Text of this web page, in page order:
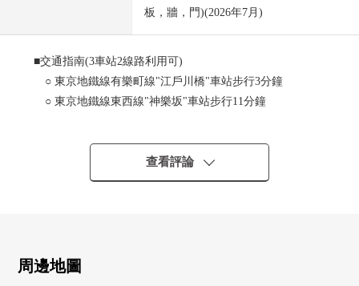
板，牆，門)(2026年7月)
■交通指南(3車站2線路利用可)
○ 東京地鐵線有樂町線"江戶川橋"車站步行3分鐘
○ 東京地鐵線東西線"神樂坂"車站步行11分鐘
■Mansion、住戸部分的特徴
○ 地上7層的/6樓部分
■翻新內容(打算在2026年7月下旬完成)
查看評論
周邊地圖